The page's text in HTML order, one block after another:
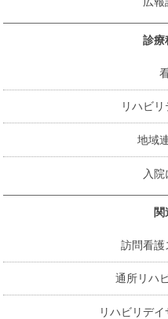
診療
リハビ
地域
入
訪問看護
通所リハ
リハビリデ